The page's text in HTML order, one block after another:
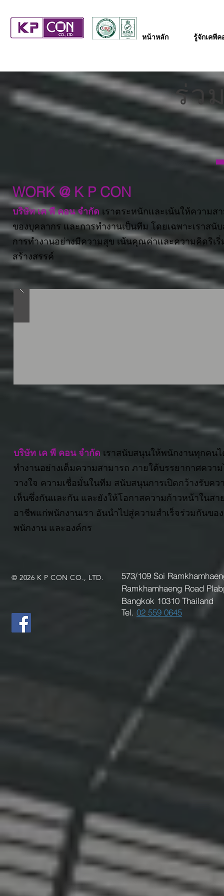
หน้าหลัก รู้จักเคพีค
ร่ว
WORK @ K P CON
บริษัท เค พี คอน จำกัด เราตระหนักและเน้นให้ความส
ของบุคลากร และการทำงานเป็นทีม โดยเฉพาะเราสนั
การทำงานอย่างมีความสุข เน้นคุณค่าและความคิดริเริ่
สร้างสรรค์
บริษัท เค พี คอน จำกัด เราสนับสนุนให้พนักงานทุกคน
ทำงานอย่างเต็มความสามารถ ภายใต้บรรยากาศควา
วางใจ ความเชื่อมั่นในทีม สนับสนุนการเปิดกว้างรับค
เห็นซึ่งกันและกัน และยังให้โอกาสความก้าวหน้าในสา
อาชีพแก่พนักงานเรา อันนำไปสู่ความสำเร็จร่วมกันของ
พนักงาน และองค์กร
© 2026 K P CON CO., LTD.
573/109 Soi
Ramkhamhaeng Road
Bangkok 10310 Thailand
Tel. 02 559 0645